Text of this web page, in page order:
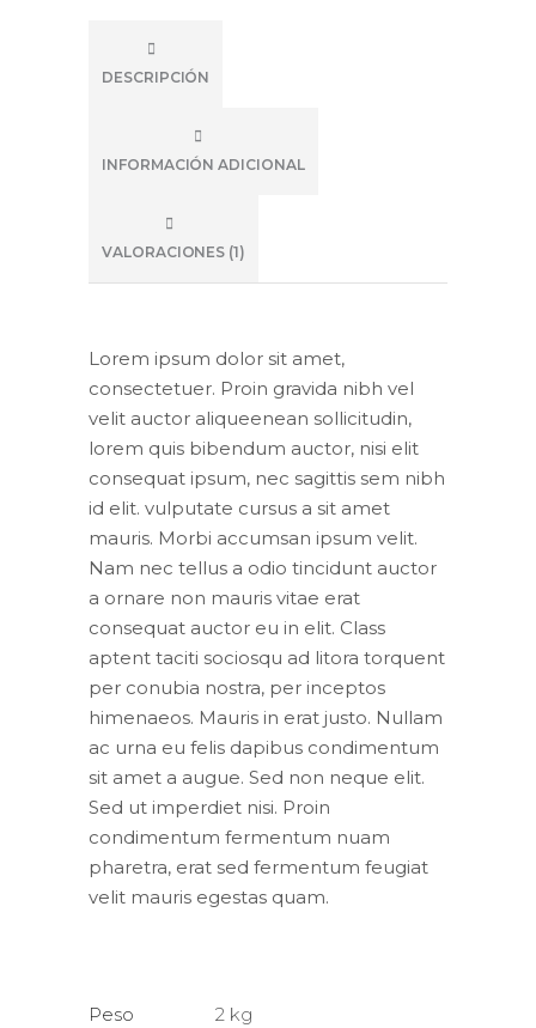
DESCRIPCIÓN
INFORMACIÓN ADICIONAL
VALORACIONES (1)
Lorem ipsum dolor sit amet,
consectetuer. Proin gravida nibh vel
velit auctor aliqueenean sollicitudin,
lorem quis bibendum auctor, nisi elit
consequat ipsum, nec sagittis sem nibh
id elit. vulputate cursus a sit amet
mauris. Morbi accumsan ipsum velit.
Nam nec tellus a odio tincidunt auctor
a ornare non mauris vitae erat
consequat auctor eu in elit. Class
aptent taciti sociosqu ad litora torquent
per conubia nostra, per inceptos
himenaeos. Mauris in erat justo. Nullam
ac urna eu felis dapibus condimentum
sit amet a augue. Sed non neque elit.
Sed ut imperdiet nisi. Proin
condimentum fermentum nuam
pharetra, erat sed fermentum feugiat
velit mauris egestas quam.
Peso
2 kg